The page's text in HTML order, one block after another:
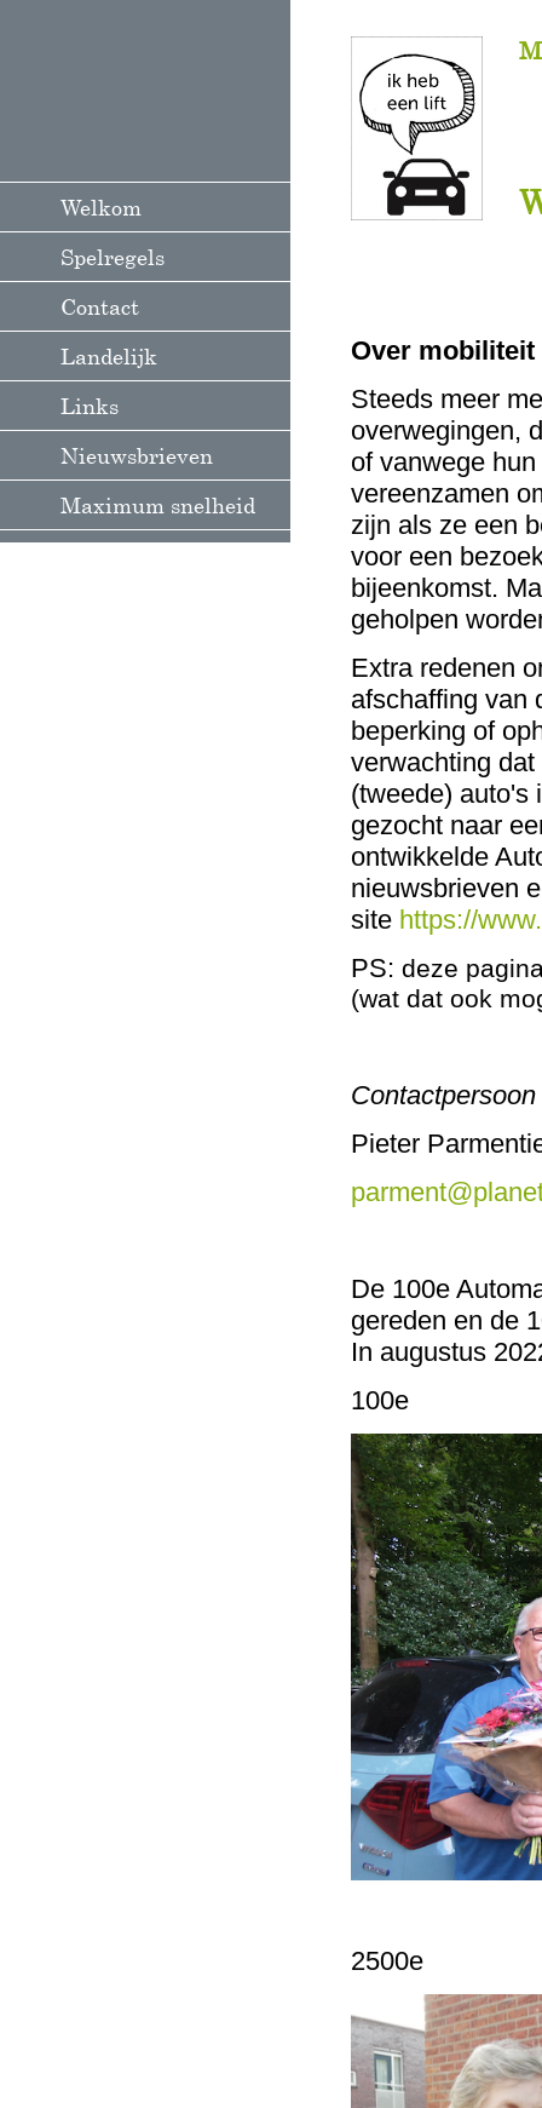
Welkom
Spelregels
Contact
Landelijk
Links
Nieuwsbrieven
Maximum snelheid
Over mobiliteit
Steeds meer
overwegingen,
of vanwege
vereenzamen
zijn als ze een
voor een
bijeenkomst.
geholpen
Extra redenen
afschaffing van
beperking of
verwachting
(tweede) auto's
gezocht naar
ontwikkelde
nieuwsbrieven
site https://
PS: deze
(wat dat ook
Contactpersoon
Pieter
De 100e
gereden en de
In augustus
100e
2500e